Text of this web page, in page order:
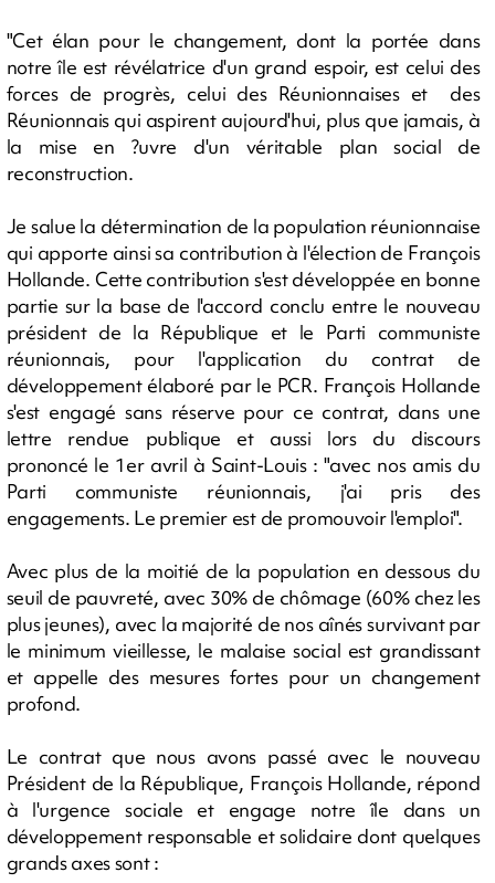
"Cet élan pour le changement, dont la portée dans
notre île est révélatrice d'un grand espoir, est celui des
forces de progrès, celui des Réunionnaises et des
Réunionnais qui aspirent aujourd'hui, plus que jamais, à
la mise en ?uvre d'un véritable plan social de
reconstruction.
Je salue la détermination de la population réunionnaise
qui apporte ainsi sa contribution à l'élection de François
Hollande. Cette contribution s'est développée en bonne
partie sur la base de l'accord conclu entre le nouveau
président de la République et le Parti communiste
réunionnais, pour l'application du contrat de
développement élaboré par le PCR. François Hollande
s'est engagé sans réserve pour ce contrat, dans une
lettre rendue publique et aussi lors du discours
prononcé le 1er avril à Saint-Louis : "avec nos amis du
Parti communiste réunionnais, j'ai pris des
engagements. Le premier est de promouvoir l'emploi".
Avec plus de la moitié de la population en dessous du
seuil de pauvreté, avec 30% de chômage (60% chez les
plus jeunes), avec la majorité de nos aînés survivant par
le minimum vieillesse, le malaise social est grandissant
et appelle des mesures fortes pour un changement
profond.
Le contrat que nous avons passé avec le nouveau
Président de la République, François Hollande, répond
à l'urgence sociale et engage notre île dans un
développement responsable et solidaire dont quelques
grands axes sont :